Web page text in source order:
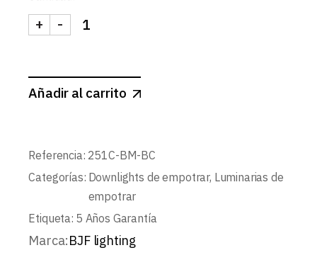
DOWNLIGHT LED CUADRADO BLANCO MATE
-
+
Añadir al carrito
Referencia: 251C-BM-BC
Categorías: Downlights de empotrar, Luminarias de
empotrar
Etiqueta: 5 Años Garantía
Marca:BJF lighting